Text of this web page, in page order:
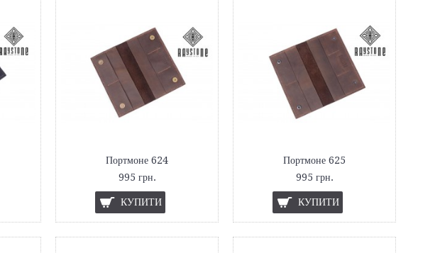
Портмоне 624
995 грн.
КУПИТИ
Портмоне 625
995 грн.
КУПИТИ